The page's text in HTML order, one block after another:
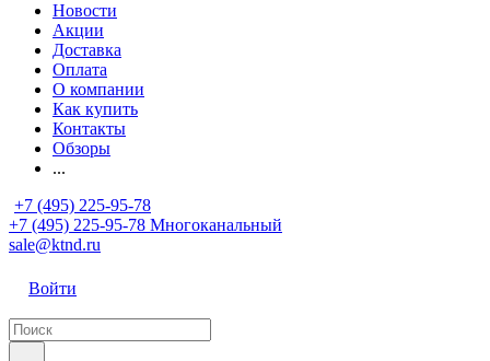
Новости
Акции
Доставка
Оплата
О компании
Как купить
Контакты
Обзоры
...
+7 (495) 225-95-78
+7 (495) 225-95-78 Многоканальный
sale@ktnd.ru
Войти